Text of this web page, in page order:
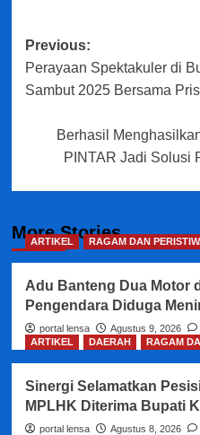
Post
navigation
Previous:
Perayaan Spektakuler di
Sambut 2025 Bersama
Berhasil
PINTAR Jadi Solusi
More Stories
ARTIKEL RAGAM DAN
Adu Banteng Dua Motor
Pengendara Diduga
portal lensa Agustus 9, 2026
ARTIKEL
DAERAH RAGAM
Sinergi Selamatkan
MPLHK Diterima Bupati
portal lensa Agustus 8, 2026